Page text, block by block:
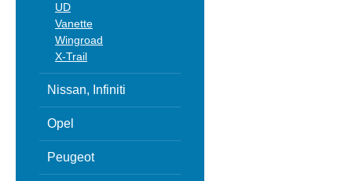
UD
Vanette
Wingroad
X-Trail
Nissan, Infiniti
Opel
Peugeot